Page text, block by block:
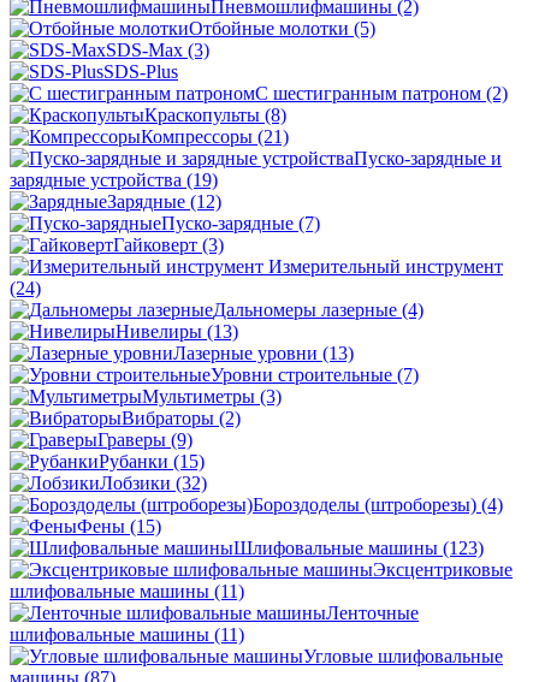
Пневмошлифмашины (2)
Отбойные молотки (5)
SDS-Max (3)
SDS-Plus
C шестигранным патроном (2)
Краскопульты (8)
Компрессоры (21)
Пуско-зарядные и
зарядные устройства (19)
Зарядные (12)
Пуско-зарядные (7)
Гайковерт (3)
Измерительный инструмент
(24)
Дальномеры лазерные (4)
Нивелиры (13)
Лазерные уровни (13)
Уровни строительные (7)
Мультиметры (3)
Вибраторы (2)
Граверы (9)
Рубанки (15)
Лобзики (32)
Бороздоделы (штроборезы) (4)
Фены (15)
Шлифовальные машины (123)
Эксцентриковые
шлифовальные машины (11)
Ленточные
шлифовальные машины (11)
Угловые шлифовальные